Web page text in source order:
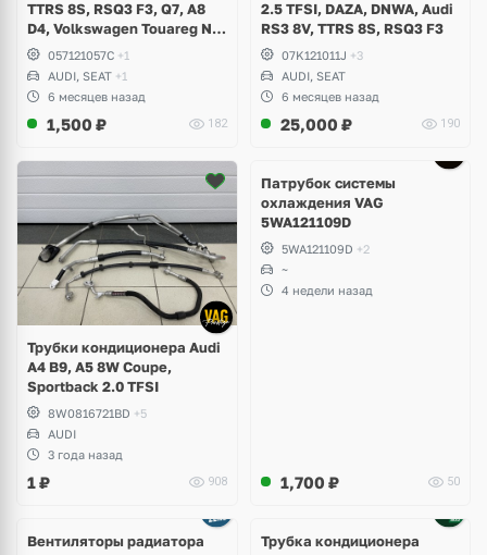
TTRS 8S, RSQ3 F3, Q7, A8
D4, Volkswagen Touareg NF,
Seat Formentor Cupra 2.5
TFSI DAZA, DNWA, CZGB
057121057C +1
AUDI, SEAT +1
6 месяцев назад
1,500 ₽ 182
2.5 TFSI, DAZA, DNWA, Audi
RS3 8V, TTRS 8S, RSQ3 F3
07K121011J +3
AUDI, SEAT
6 месяцев назад
25,000 ₽ 190
Трубки кондиционера Audi
A4 B9, A5 8W Coupe,
Sportback 2.0 TFSI
8W0816721BD +5
AUDI
3 года назад
1₽ 908
Патрубок системы
охлаждения VAG
5WA121109D
5WA121109D +2
~
4 недели назад
1,700 ₽ 50
Вентиляторы радиатора
Трубка кондиционера